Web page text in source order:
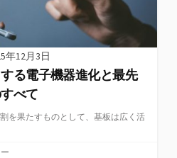
年12月3日
る電子機器進化と最先
べて
を果たすものとして、基板は広く活